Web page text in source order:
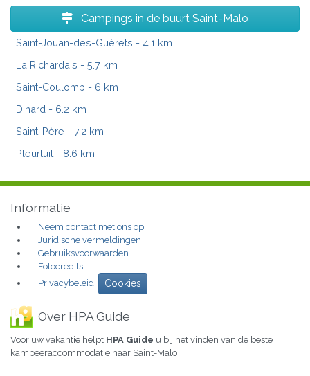
Campings in de buurt Saint-Malo
Saint-Jouan-des-Guérets - 4.1 km
La Richardais - 5.7 km
Saint-Coulomb - 6 km
Dinard - 6.2 km
Saint-Père - 7.2 km
Pleurtuit - 8.6 km
Informatie
Neem contact met ons op
Juridische vermeldingen
Gebruiksvoorwaarden
Fotocredits
Privacybeleid
Cookies
Over HPA Guide
Voor uw vakantie helpt HPA Guide u bij het vinden van de beste
kampeeraccommodatie naar Saint-Malo